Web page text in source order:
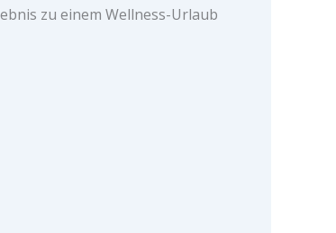
zu einem Wellness-Urlaub